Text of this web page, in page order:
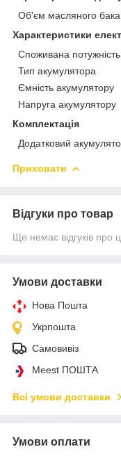
Об'єм масляного бака
Характеристики
Споживана потужність
Тип акумулятора
Ємність акумулятору
Напруга акумулятору
Комплектація
Додатковий
Приховати
Відгуки про товар
Ще немає відгуків про
Умови доставки
Нова Пошта
Укрпошта
Самовивіз
Meest ПОШТА
Всі умови доставки
Умови оплати